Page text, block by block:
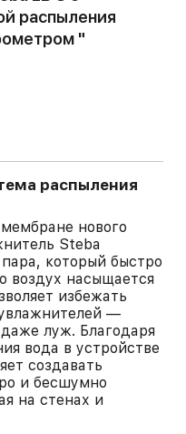
распыления
"
распыления
нового
Steba
который быстро
воздух насыщается
избежать
—
луж. Благодаря
вода в устройстве
создавать
и бесшумно
на стенах и